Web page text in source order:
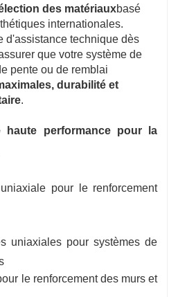
des matériauxbasé
internationales.
d'assistance technique dès
que votre système de
pente ou de remblai
durabilité et
.